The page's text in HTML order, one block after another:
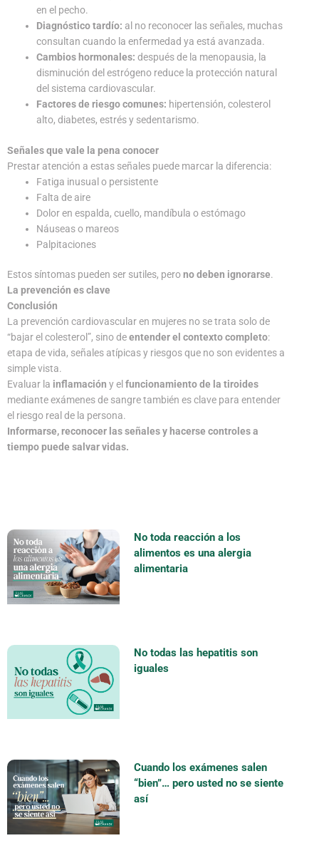
en el pecho.
Diagnóstico tardío: al no reconocer las señales, muchas
consultan cuando la enfermedad ya está avanzada.
Cambios hormonales: después de la menopausia, la
disminución del estrógeno reduce la protección natural
del sistema cardiovascular.
Factores de riesgo comunes: hipertensión, colesterol
alto, diabetes, estrés y sedentarismo.
Señales que vale la pena conocer
Prestar atención a estas señales puede marcar la diferencia:
Fatiga inusual o persistente
Falta de aire
Dolor en espalda, cuello, mandíbula o estómago
Náuseas o mareos
Palpitaciones
Estos síntomas pueden ser sutiles, perono deben ignorarse.
La prevención es clave
Conclusión
La prevención cardiovascular en mujeres no se trata solo de
“bajar el colesterol”, sino deentender el contexto completo:
etapa de vida, señales atípicas y riesgos que no son evidentes a
simple vista.
Evaluar la inflamación y el funcionamiento de la tiroides
mediante exámenes de sangre también es clave para entender
el riesgo real de la persona.
Informarse, reconocer las señales y hacerse controles a
tiempo puede salvar vidas.
No toda reacción a los
alimentos es una alergia
alimentaria
No todas las hepatitis son
iguales
Cuando los exámenes salen
“bien”… pero usted no se siente
así